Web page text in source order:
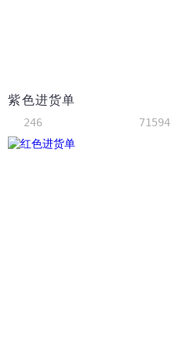
紫色进货单
246 71594